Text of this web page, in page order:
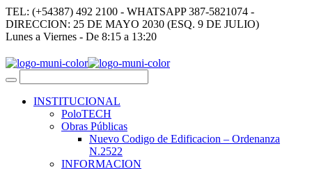
TEL: (+54387) 492 2100 - WHATSAPP 387-5821074 -
DIRECCION: 25 DE MAYO 2030 (ESQ. 9 DE JULIO)
Lunes a Viernes - De 8:15 a 13:20
INSTITUCIONAL
PoloTECH
Obras Públicas
Nuevo Codigo de Edificacion – Ordenanza
N.2522
INFORMACION